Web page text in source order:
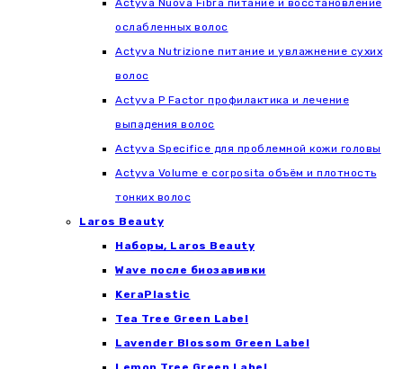
Actyva Nuova Fibra питание и восстановление
ослабленных волос
Actyva Nutrizione питание и увлажнение сухих
волос
Actyva P Factor профилактика и лечение
выпадения волос
Actyva Specifice для проблемной кожи головы
Actyva Volume e corposita объём и плотность
тонких волос
Laros Beauty
Наборы, Laros Beauty
Wave после биозавивки
KeraPlastic
Tea Tree Green Label
Lavender Blossom Green Label